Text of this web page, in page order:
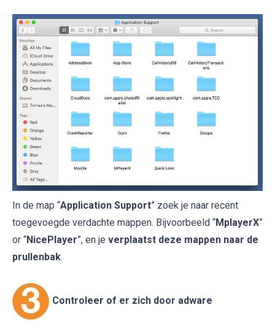
In de map “Application Support” zoek je naar recent
toegevoegde verdachte mappen. Bijvoorbeeld “MplayerX”
or “NicePlayer”, en je verplaatst deze mappen naar de
prullenbak.
Controleer of er zich door adware